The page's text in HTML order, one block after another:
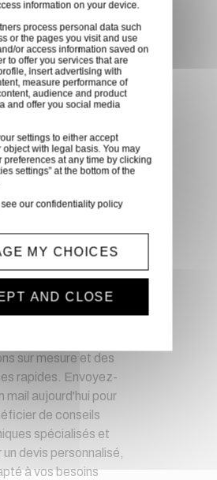
GLS, partout en
métropolitaine et en
24h et 48h après
des produits
transporteur.
sécurisé
CB, virement,
Paypal, ...
pour la tranquillité
techniques et devis
clients par mail.
d'experts est
sur mesure et des
rapides. Envoyez-
mail aujourd'hui pour
de conseils
spécialisés et
devis personnalisé,
à vos besoins
information on your device.
process personal data such
or the pages you visit and use
or access information saved on
to offer you services that are
insert advertising with
measure performance of
audience and product
and offer you social media
settings to either accept
object with legal basis. You may
preferences at any time by clicking
settings” at the bottom of the
see ourconfidentiality policy
MY CHOICES
AND CLOSE